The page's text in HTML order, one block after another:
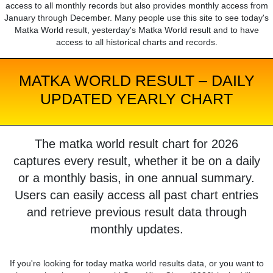
access to all monthly records but also provides monthly access from
January through December. Many people use this site to see today's
Matka World result, yesterday's Matka World result and to have
access to all historical charts and records.
MATKA WORLD RESULT – DAILY
UPDATED YEARLY CHART
The matka world result chart for 2026
captures every result, whether it be on a daily
or a monthly basis, in one annual summary.
Users can easily access all past chart entries
and retrieve previous result data through
monthly updates.
If you're looking for today matka world results data, or you want to